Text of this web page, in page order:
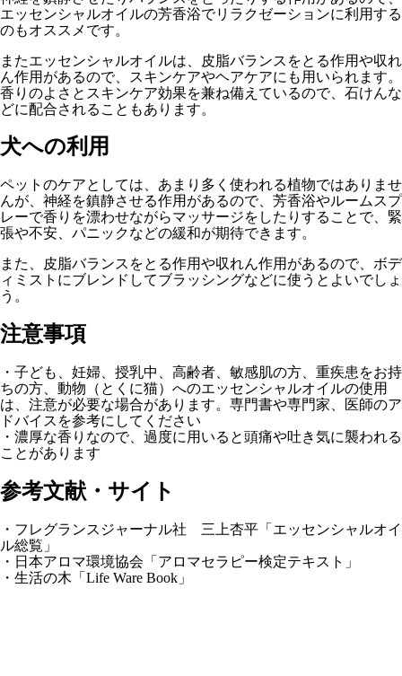
エッセンシャルオイルの芳香浴でリラクゼーションに利用する
のもオススメです。
またエッセンシャルオイルは、皮脂バランスをとる作用や収れ
ん作用があるので、スキンケアやヘアケアにも用いられます。
香りのよさとスキンケア効果を兼ね備えているので、石けんな
どに配合されることもあります。
犬への利用
ペットのケアとしては、あまり多く使われる植物ではありませ
んが、神経を鎮静させる作用があるので、芳香浴やルームスプ
レーで香りを漂わせながらマッサージをしたりすることで、緊
張や不安、パニックなどの緩和が期待できます。
また、皮脂バランスをとる作用や収れん作用があるので、ボデ
ィミストにブレンドしてブラッシングなどに使うとよいでしょ
う。
注意事項
・子ども、妊婦、授乳中、高齢者、敏感肌の方、重疾患をお持
ちの方、動物（とくに猫）へのエッセンシャルオイルの使用
は、注意が必要な場合があります。専門書や専門家、医師のア
ドバイスを参考にしてください
・濃厚な香りなので、過度に用いると頭痛や吐き気に襲われる
ことがあります
参考文献・サイト
・フレグランスジャーナル社 三上杏平「エッセンシャルオイ
ル総覧」
・日本アロマ環境協会「アロマセラピー検定テキスト」
・生活の木「Life Ware Book」